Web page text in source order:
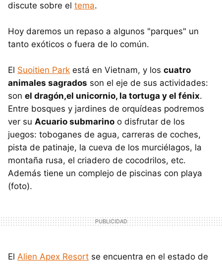
discute sobre el tema.
Hoy daremos un repaso a algunos "parques" un
tanto exóticos o fuera de lo común.
El Suoitien Park está en Vietnam, y los cuatro
animales sagrados son el eje de sus actividades:
son el dragón,el unicornio, la tortuga y el fénix.
Entre bosques y jardines de orquídeas podremos
ver su Acuario submarino o disfrutar de los
juegos: toboganes de agua, carreras de coches,
pista de patinaje, la cueva de los murciélagos, la
montaña rusa, el criadero de cocodrilos, etc.
Además tiene un complejo de piscinas con playa
(foto).
El Alien Apex Resort se encuentra en el estado de